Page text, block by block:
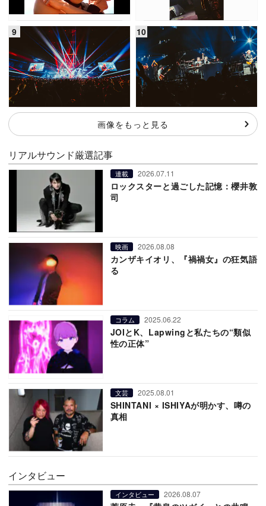
画像をもっと見る
リアルサウンド厳選記事
連載 2026.07.11
ロックスターと過ごした記憶：櫻井敦
司
映画 2026.08.08
カンザキイオリ、『禍禍女』の狂気語
る
コラム 2025.06.22
JOIとK、Lapwingと私たちの“類似
性の正体”
文芸 2025.08.01
SHINTANI × ISHIYAが明かす、噂の
真相
インタビュー
インタビュー 2026.08.07